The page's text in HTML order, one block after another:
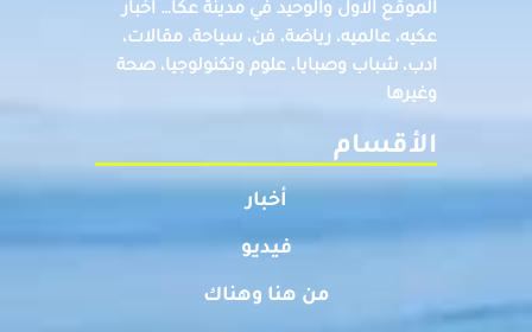
الموقع الاول والوحيد في مدينة عكا… اخبار
عكيه، عالميه، رياضة، فن، سياحة، مقالات،
ادب، شباب وصبايا، علوم وتكنولوجيا، صحة
وغيرها
الأقسام
أخبار
فيديو
من هنا وهناك